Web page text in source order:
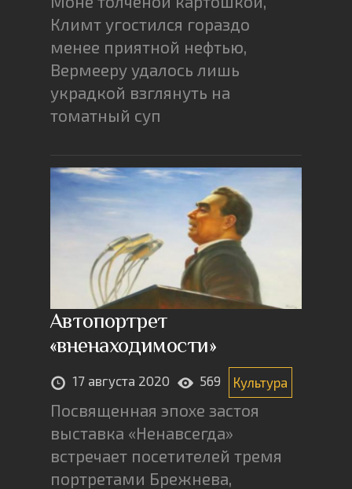
Климт угостился гораздо
менее приятной нефтью,
Вермееру удалось лишь
украдкой взглянуть на
томатный суп
Автопортрет
«вненаходимости»
17 августа 2020 569 Культура
Посвященная эпохе застоя
выставка «Ненавсегда»
встречает посетителей тремя
портретами Брежнева,